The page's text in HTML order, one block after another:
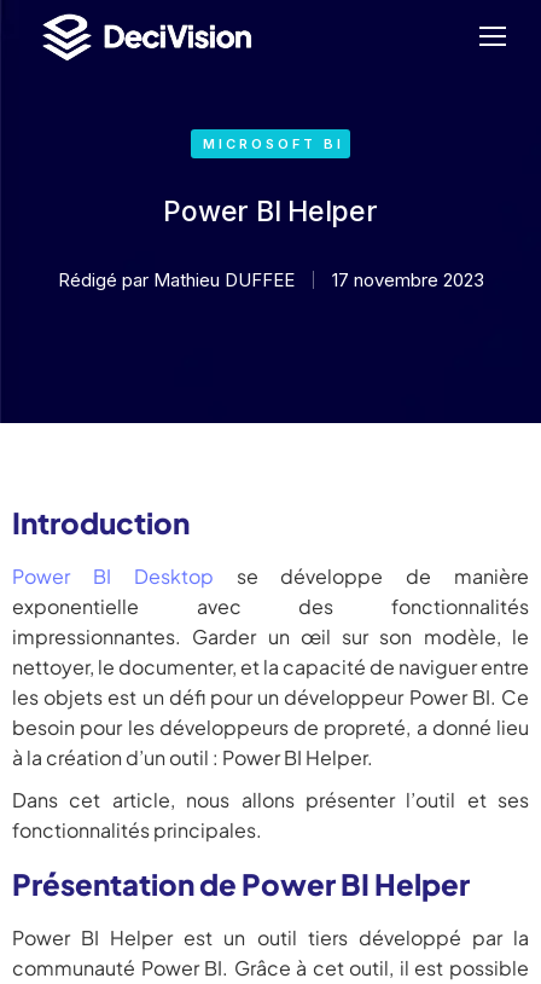
MICROSOFT BI
Power BI Helper
Rédigé parMathieu DUFFEE 17 novembre 2023
Introduction
Power BI Desktop se développe de manière
exponentielle avec des fonctionnalités
impressionnantes. Garder un œil sur son modèle, le
nettoyer, le documenter, et la capacité de naviguer entre
les objets est un défi pour un développeur Power BI. Ce
besoin pour les développeurs de propreté, a donné lieu
à la création d’un outil : Power BI Helper.
Dans cet article, nous allons présenter l’outil et ses
fonctionnalités principales.
Présentation de Power BI Helper
Power BI Helper est un outil tiers développé par la
communauté Power BI. Grâce à cet outil, il est possible